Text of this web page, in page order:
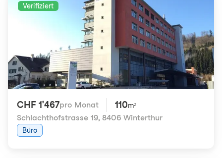
Verifiziert
CHF 1'467pro Monat 110m²
Schlachthofstrasse 19, 8406 Winterthur
Büro